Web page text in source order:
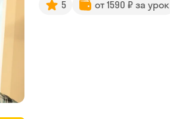
5 от 1590 ₽ за урок